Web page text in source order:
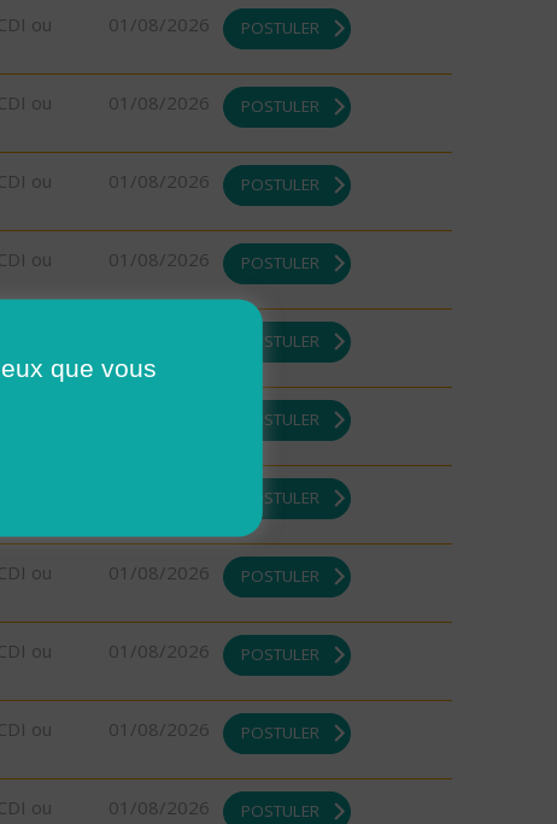
ou
01/08/2026 POSTULER
ou
01/08/2026 POSTULER
ou
01/08/2026 POSTULER
ou
01/08/2026 POSTULER
POSTULER
POSTULER
ou
POSTULER
ou
01/08/2026 POSTULER
ou
01/08/2026 POSTULER
ou
01/08/2026 POSTULER
ou
01/08/2026 POSTULER
que vous